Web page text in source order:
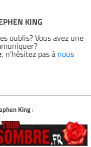
KING
oublis? Vous avez une
, n'hésitez pas à nous
King: